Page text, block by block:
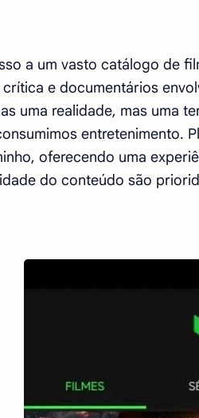
a um vasto catálogo de
e documentários
uma realidade, mas uma
entretenimento.
oferecendo uma
do conteúdo são